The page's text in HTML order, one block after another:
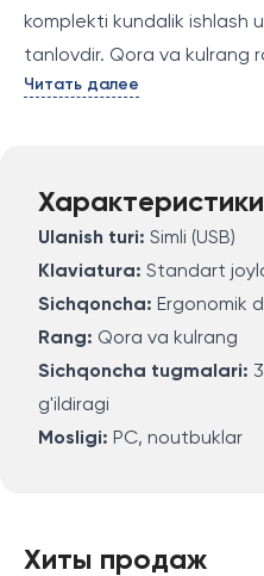
komplekti kundalik ishlash
tanlovdir. Qora va kulrang
zamonaviy dizaynni
Читать далее
Характеристики
Ulanish turi: Simli (USB)
Klaviatura: Standart
Sichqoncha: Ergonomik
Rang: Qora va kulrang
Sichqoncha tugmalari:
g'ildiragi
Mosligi: PC, noutbuklar
Хиты продаж